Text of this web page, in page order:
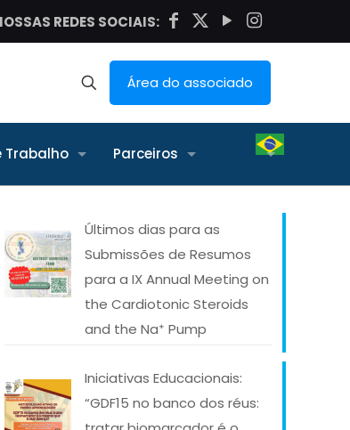
REDES SOCIAIS:
Área do associado
Trabalho Parceiros
Últimos dias para as
Submissões de Resumos
para a IX Annual Meeting on
the Cardiotonic Steroids
and the Na⁺ Pump
Iniciativas Educacionais:
“GDF15 no banco dos réus: